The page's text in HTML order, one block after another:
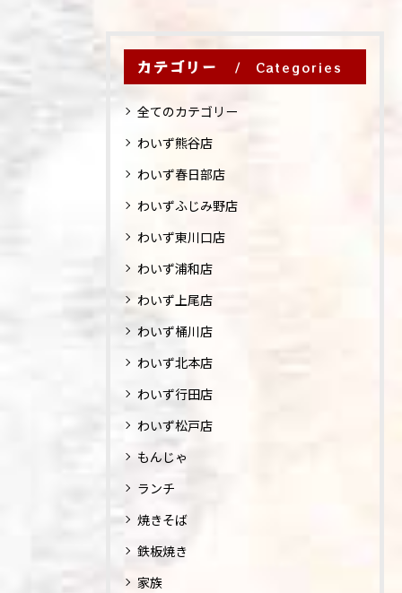
カテゴリー Categories
全てのカテゴリー
わいず熊谷店
わいず春日部店
わいずふじみ野店
わいず東川口店
わいず浦和店
わいず上尾店
わいず桶川店
わいず北本店
わいず行田店
わいず松戸店
もんじゃ
ランチ
焼きそば
鉄板焼き
家族